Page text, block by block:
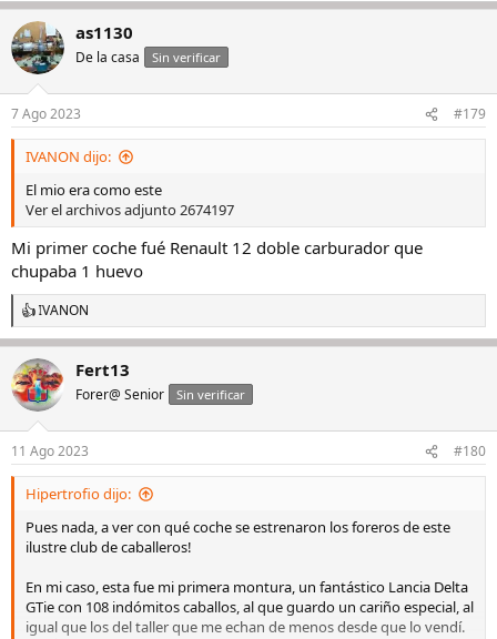
as1130
De la casa Sin verificar
7 Ago 2023 #179
IVANON dijo:
El mio era como este
Ver el archivos adjunto 2674197
Mi primer coche fué Renault 12 doble carburador que
chupaba 1 huevo
R
e
a
c
c
i
e
s
IVANON
Fert13
Forer@ Senior Sin verificar
11 Ago 2023 #180
Hipertrofio dijo:
Pues nada, a ver con qué coche se estrenaron los foreros de este
ilustre club de caballeros!
En mi caso, esta fue mi primera montura, un fantástico Lancia Delta
GTie con 108 indómitos caballos, al que guardo un cariño especial, al
igual que los del taller que me echan de menos desde que lo vendí.